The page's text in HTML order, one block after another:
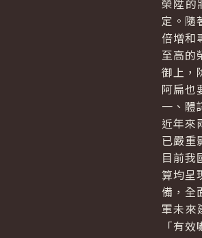
榮陞的
定。隨
倍增和
至高的
御上，
阿扁也
一、體
近年來
已嚴重
目前我
算均呈
備，全
軍未來
「有